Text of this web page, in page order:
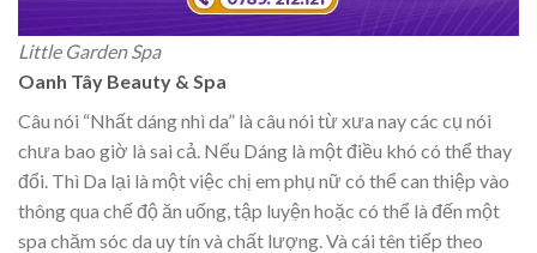
Little Garden Spa
Oanh Tây Beauty & Spa
Câu nói “Nhất dáng nhì da” là câu nói từ xưa nay các cụ nói
chưa bao giờ là sai cả. Nếu Dáng là một điều khó có thể thay
đổi. Thì Da lại là một việc chị em phụ nữ có thể can thiệp vào
thông qua chế độ ăn uống, tập luyện hoặc có thể là đến một
spa chăm sóc da uy tín và chất lượng. Và cái tên tiếp theo